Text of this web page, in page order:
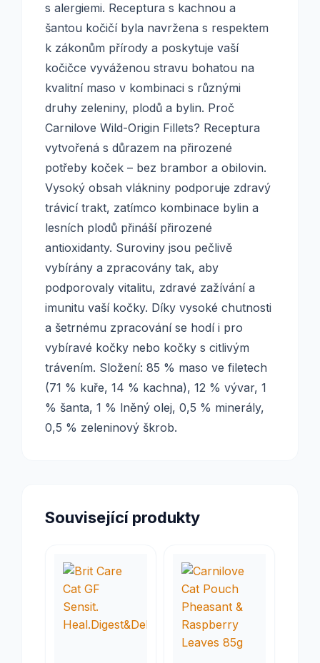
s alergiemi. Receptura s kachnou a
šantou kočičí byla navržena s respektem
k zákonům přírody a poskytuje vaší
kočičce vyváženou stravu bohatou na
kvalitní maso v kombinaci s různými
druhy zeleniny, plodů a bylin. Proč
Carnilove Wild-Origin Fillets? Receptura
vytvořená s důrazem na přirozené
potřeby koček – bez brambor a obilovin.
Vysoký obsah vlákniny podporuje zdravý
trávicí trakt, zatímco kombinace bylin a
lesních plodů přináší přirozené
antioxidanty. Suroviny jsou pečlivě
vybírány a zpracovány tak, aby
podporovaly vitalitu, zdravé zažívání a
imunitu vaší kočky. Díky vysoké chutnosti
a šetrnému zpracování se hodí i pro
vybíravé kočky nebo kočky s citlivým
trávením. Složení: 85 % maso ve filetech
(71 % kuře, 14 % kachna), 12 % vývar, 1
% šanta, 1 % lněný olej, 0,5 % minerály,
0,5 % zeleninový škrob.
Související produkty